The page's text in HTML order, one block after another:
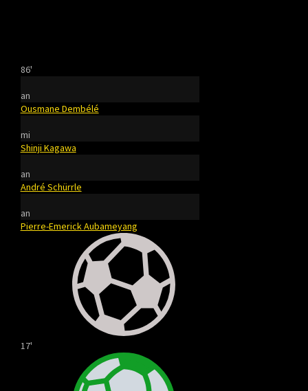
86'
an
Ousmane Dembélé
mi
Shinji Kagawa
an
André Schürrle
an
Pierre-Emerick Aubameyang
17'